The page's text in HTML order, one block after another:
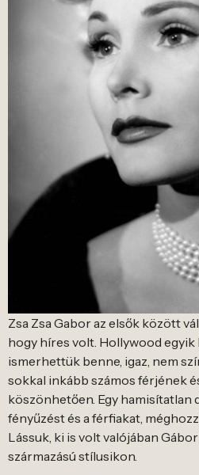
Zsa Zsa Gabor az elsők között
hogy híres volt. Hollywood
ismerhettük benne, igaz, nem
sokkal inkább számos férjének
köszönhetően. Egy hamisítatlan
fényűzést és a férfiakat,
Lássuk, ki is volt valójában Gábor
származású stílusikon.